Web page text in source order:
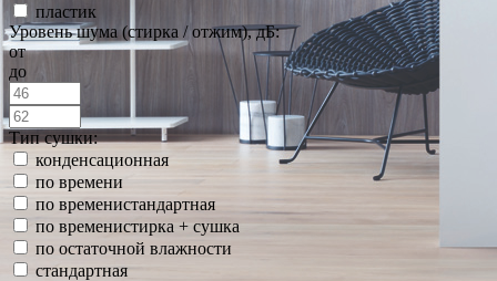
пластик
Уровень шума (стирка / отжим), дБ:
от
до
Тип сушки:
конденсационная
по времени
по временистандартная
по временистирка + сушка
по остаточной влажности
стандартная